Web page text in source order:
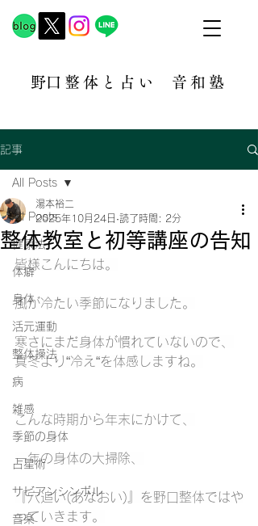
​野口整体と占い 音和塾​
記事
All Posts
健康法
体癖
身体
活元運動
整体操法
病
雑感
季節の身体
占星術
サビアンシンボル
音楽
All Posts
整体教室と初等講座の告知
湯本裕二
2025年10月24日 読了時間: 2分
皆様こんにちは。
風が冷たい季節になりました。
寒さにまだ身体が慣れていないので、
真冬より“冷え“を体感しますね。
こんな時期から年末にかけて、
一年の身体の大掃除、
『穴追い(あなおい)』を野口整体ではや
っていきます。